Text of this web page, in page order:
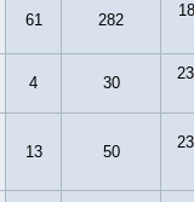
61 282
4 30
13 50